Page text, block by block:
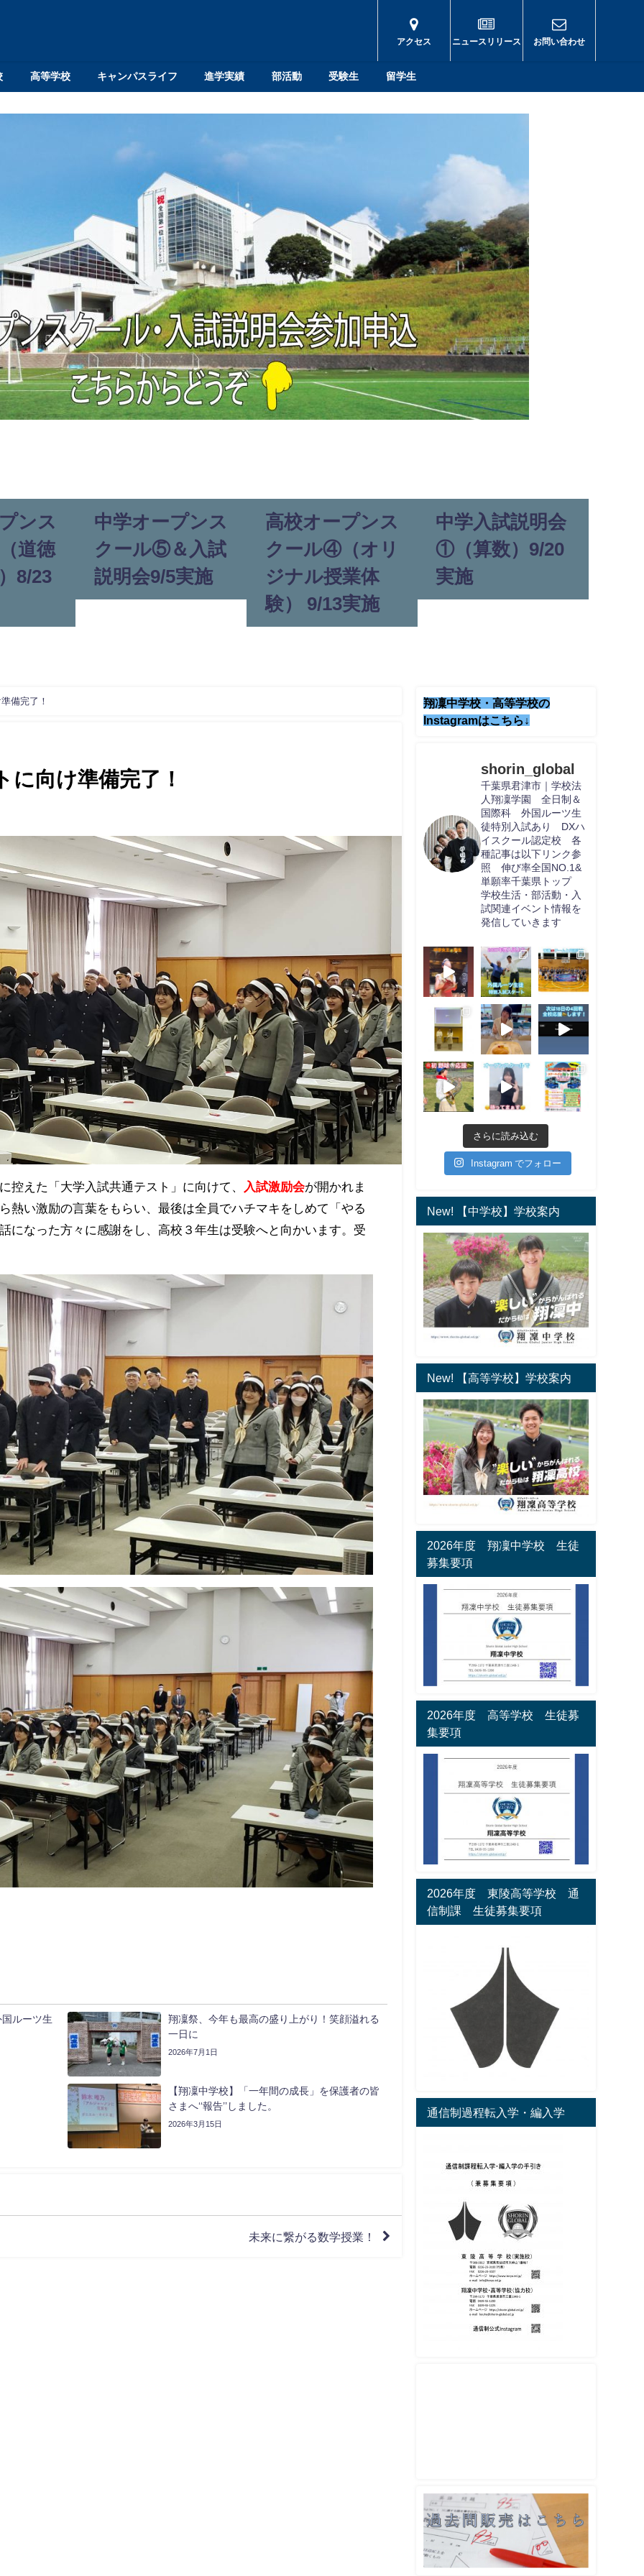
アクセス ニュースリリース お問い合わせ
高等学校 キャンパスライフ 進学実績 部活動 受験生 留学生
ンス
道徳
8/23
中学オープンス
クール⑤＆入試
説明会9/5実施
高校オープンス
クール④（オリ
ジナル授業体
験） 9/13実施
中学入試説明会
①（算数）9/20
実施
備完了！
に向け準備完了！
控えた「大学入試共通テスト」に向けて、 入試激励会が開かれま
熱い激励の言葉をもらい、最後は全員でハチマキをしめて「やる
になった方々に感謝をし、高校３年生は受験へと向かいます。受
ルーツ生
翔凜祭、今年も最高の盛り上がり！笑顔溢れる
一日に
2026年7月1日
【翔凜中学校】「一年間の成長」を保護者の皆
さまへ‘‘報告’’しました。
2026年3月15日
未来に繋がる数学授業！
翔凜中学校・高等学校の
Instagramはこちら↓
shorin_global
千葉県君津市｜学校法
人翔凜学園 全日制＆
国際科 外国ルーツ生
徒特別入試あり DXハ
イスクール認定校 各
種記事は以下リンク参
照 伸び率全国NO.1&
単願率千葉県トップ
学校生活・部活動・入
試関連イベント情報を
発信していきます
さらに読み込む
Instagram でフォロー
New! 【中学校】学校案内
New! 【高等学校】学校案内
2026年度 翔凜中学校 生徒
募集要項
2026年度 高等学校 生徒募
集要項
2026年度 東陵高等学校 通
信制課 生徒募集要項
通信制過程転入学・編入学